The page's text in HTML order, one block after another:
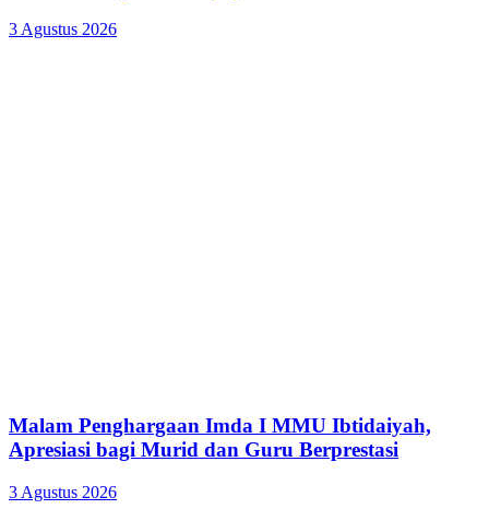
3 Agustus 2026
Malam Penghargaan Imda I MMU Ibtidaiyah,
Apresiasi bagi Murid dan Guru Berprestasi
3 Agustus 2026